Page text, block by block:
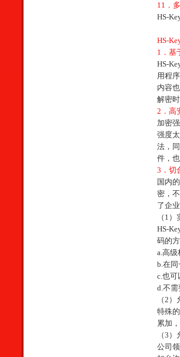
11 ．
HS-
HS-
1 ．
HS-
用程
内容
解密
2 ．
加密
强度
法，
件，
3 ．
国内
密，
了企
（ 1 ）
HS-
码的
a.高级
b.在同
c.也可
d.不需
（2 ）
特殊
累加
（3 ）
公司